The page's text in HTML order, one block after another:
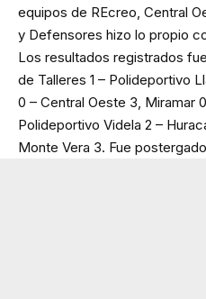
equipos de REcreo, Central
y Defensores hizo lo propio
Los resultados registrados
de Talleres 1 – Polideportivo
0 – Central Oeste 3, Miramar
Polideportivo Videla 2 –
Monte Vera 3. Fue